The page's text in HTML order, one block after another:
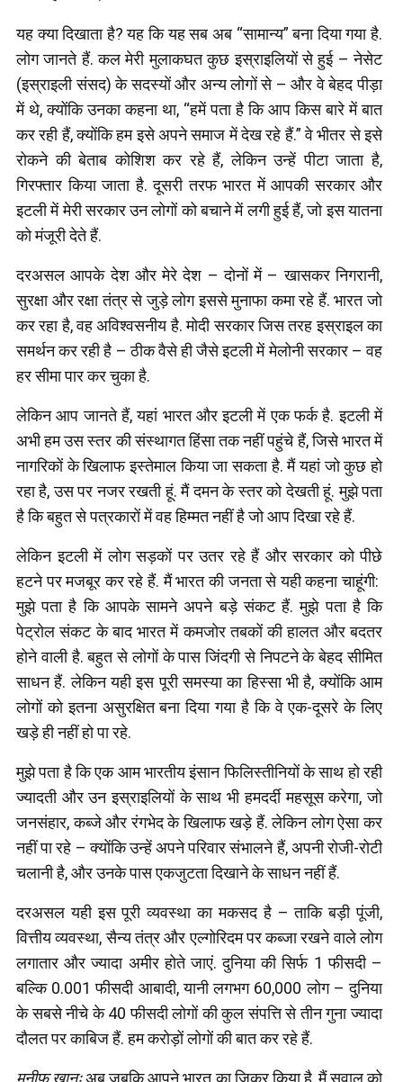
यह क्या दिखाता है? यह कि यह सब अब “सामान्य” बना दिया गया है.
लोग जानते हैं. कल मेरी मुलाकघत कुछ इस्राइलियों से हुई – नेसेट
(इस्राइली संसद) के सदस्यों और अन्य लोगों से – और वे बेहद पीड़ा
में थे, क्योंकि उनका कहना था, “हमें पता है कि आप किस बारे में बात
कर रही हैं, क्योंकि हम इसे अपने समाज में देख रहे हैं.” वे भीतर से इसे
रोकने की बेताब कोशिश कर रहे हैं, लेकिन उन्हें पीटा जाता है,
गिरफ्तार किया जाता है. दूसरी तरफ भारत में आपकी सरकार और
इटली में मेरी सरकार उन लोगों को बचाने में लगी हुई हैं, जो इस यातना
को मंजूरी देते हैं.
दरअसल आपके देश और मेरे देश – दोनों में – खासकर निगरानी,
सुरक्षा और रक्षा तंत्र से जुड़े लोग इससे मुनाफा कमा रहे हैं. भारत जो
कर रहा है, वह अविश्वसनीय है. मोदी सरकार जिस तरह इस्राइल का
समर्थन कर रही है – ठीक वैसे ही जैसे इटली में मेलोनी सरकार – वह
हर सीमा पार कर चुका है.
लेकिन आप जानते हैं, यहां भारत और इटली में एक फर्क है. इटली में
अभी हम उस स्तर की संस्थागत हिंसा तक नहीं पहुंचे हैं, जिसे भारत में
नागरिकों के खिलाफ इस्तेमाल किया जा सकता है. मैं यहां जो कुछ हो
रहा है, उस पर नजर रखती हूं. मैं दमन के स्तर को देखती हूं. मुझे पता
है कि बहुत से पत्रकारों में वह हिम्मत नहीं है जो आप दिखा रहे हैं.
लेकिन इटली में लोग सड़कों पर उतर रहे हैं और सरकार को पीछे
हटने पर मजबूर कर रहे हैं. मैं भारत की जनता से यही कहना चाहूंगी:
मुझे पता है कि आपके सामने अपने बड़े संकट हैं. मुझे पता है कि
पेट्रोल संकट के बाद भारत में कमजोर तबकों की हालत और बदतर
होने वाली है. बहुत से लोगों के पास जिंदगी से निपटने के बेहद सीमित
साधन हैं. लेकिन यही इस पूरी समस्या का हिस्सा भी है, क्योंकि आम
लोगों को इतना असुरक्षित बना दिया गया है कि वे एक-दूसरे के लिए
खड़े ही नहीं हो पा रहे.
मुझे पता है कि एक आम भारतीय इंसान फिलिस्तीनियों के साथ हो रही
ज्यादती और उन इस्राइलियों के साथ भी हमदर्दी महसूस करेगा, जो
जनसंहार, कब्जे और रंगभेद के खिलाफ खड़े हैं. लेकिन लोग ऐसा कर
नहीं पा रहे – क्योंकि उन्हें अपने परिवार संभालने हैं, अपनी रोजी-रोटी
चलानी है, और उनके पास एकजुटता दिखाने के साधन नहीं हैं.
दरअसल यही इस पूरी व्यवस्था का मकसद है – ताकि बड़ी पूंजी,
वित्तीय व्यवस्था, सैन्य तंत्र और एल्गोरिदम पर कब्जा रखने वाले लोग
लगातार और ज्यादा अमीर होते जाएं. दुनिया की सिर्फ 1 फीसदी –
बल्कि 0.001 फीसदी आबादी, यानी लगभग 60,000 लोग – दुनिया
के सबसे नीचे के 40 फीसदी लोगों की कुल संपत्ति से तीन गुना ज्यादा
दौलत पर काबिज हैं. हम करोड़ों लोगों की बात कर रहे हैं.